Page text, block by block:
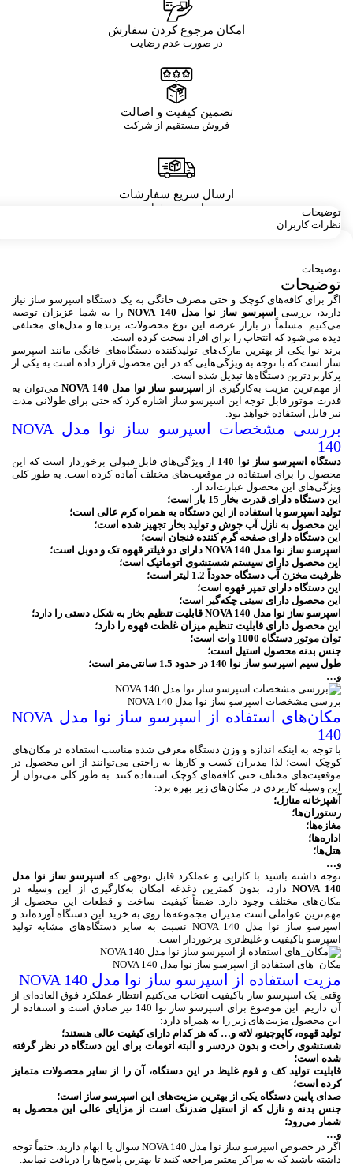
امکان مرجوع کردن سفارش
در صورت عدم رضایت
تضمین کیفیت و اصالت
فروش مستقیم از شرکت
ارسال سریع سفارشات
با پست پیشتاز
توضیحات
نظرات کاربران
توضیحات
توضیحات
اگر برای کافه‌های کوچک و حتی مصرف خانگی به یک دستگاه اسپرسو ساز نیاز
دارید، بررسی
اسپرسو ساز نوا مدل NOVA 140
را به شما عزیزان توصیه
می‌کنیم. مسلماً در بازار عرضه این نوع محصولات، برندها و مدل‌های مختلفی
دیده می‌شود که انتخاب را برای افراد سخت کرده است.
برند نوا یکی از بهترین مارک‌های تولیدکننده دستگاه‌های خانگی مانند اسپرسو
ساز است که با توجه به ویژگی‌هایی که در این محصول قرار داده است به یکی از
پرکاربردترین دستگاه‌ها تبدیل شده است.
از مهم‌ترین مزیت به‌کارگیری از
اسپرسو ساز نوا مدل NOVA 140
می‌توان به
قدرت موتور قابل توجه این اسپرسو ساز اشاره کرد که حتی برای طولانی مدت
نیز قابل استفاده خواهد بود.
بررسی مشخصات اسپرسو ساز نوا مدل NOVA
140
دستگاه اسپرسو ساز نوا 140
از ویژگی‌های قابل قبولی برخوردار است که این
محصول را برای استفاده در موقعیت‌های مختلف آماده کرده است. به طور کلی
ویژگی‌های این محصول عبارت‌اند از:
این دستگاه دارای قدرت بخار 15 بار است؛
تولید اسپرسو با استفاده از این دستگاه به همراه کرم عالی است؛
این محصول به نازل آب جوش و تولید بخار تجهیز شده است؛
این دستگاه دارای صفحه گرم کننده فنجان است؛
اسپرسو ساز نوا مدل NOVA 140 دارای دو فیلتر قهوه تک و دوبل است؛
این محصول دارای سیستم شستشوی اتوماتیک است؛
ظرفیت مخزن آب دستگاه حدوداً 1.2 لیتر است؛
این دستگاه دارای تمپر قهوه است؛
این محصول دارای سینی چکه‌گیر است؛
اسپرسو ساز نوا مدل NOVA 140 قابلیت تنظیم بخار به شکل دستی را دارد؛
این محصول دارای قابلیت تنظیم میزان غلظت قهوه را دارد؛
توان موتور دستگاه 1000 وات است؛
جنس بدنه محصول استیل است؛
طول سیم اسپرسو ساز نوا 140 در حدود 1.5 سانتی‌متر است؛
و…
بررسی مشخصات اسپرسو ساز نوا مدل NOVA 140
مکان‌های استفاده از اسپرسو ساز نوا مدل NOVA
140
با توجه به اینکه اندازه و وزن دستگاه معرفی شده مناسب استفاده در مکان‌های
کوچک است؛ لذا مدیران کسب و کارها به راحتی می‌توانند از این محصول در
موقعیت‌های مختلف حتی کافه‌های کوچک استفاده کنند. به طور کلی می‌توان از
این وسیله کاربردی در مکان‌های زیر بهره برد:
آشپزخانه منازل؛
رستوران‌ها؛
مغازه‌ها؛
اداره‌ها؛
هتل‌ها؛
و…
توجه داشته باشید با کارایی و عملکرد قابل توجهی که
اسپرسو ساز نوا مدل
NOVA 140 دارد، بدون کمترین دغدغه امکان به‌کارگیری از این وسیله در
مکان‌های مختلف وجود دارد. ضمناً کیفیت ساخت و قطعات این محصول از
مهم‌ترین عواملی است مدیران مجموعه‌ها روی به خرید این دستگاه آورده‌اند و
اسپرسو ساز نوا مدل NOVA 140 نسبت به سایر دستگاه‌های مشابه تولید
اسپرسو باکیفیت و غلیظ‌تری برخوردار است.
مکان_های استفاده از اسپرسو ساز نوا مدل NOVA 140
مزیت استفاده از اسپرسو ساز نوا مدل NOVA 140
وقتی یک اسپرسو ساز باکیفیت انتخاب می‌کنیم انتظار عملکرد فوق العاده‌ای از
آن داریم. این موضوع برای اسپرسو ساز نوا 140 نیز صادق است و استفاده از
این محصول مزیت‌های زیر را به همراه دارد:
تولید قهوه، کاپوچینو، لاته و… که هر کدام دارای کیفیت عالی هستند؛
شستشوی راحت و بدون دردسر و البته اتومات برای این دستگاه در نظر گرفته
شده است؛
قابلیت تولید کف و فوم غلیظ در این دستگاه، آن را از سایر محصولات متمایز
کرده است؛
صدای پایین دستگاه یکی از بهترین مزیت‌های این اسپرسو ساز است؛
جنس بدنه و نازل که از استیل ضدزنگ است از مزایای عالی این محصول به
شمار می‌رود؛
و…
اگر در خصوص اسپرسو ساز نوا مدل NOVA 140 سوال یا ابهام دارید، حتماً توجه
داشته باشید که به مراکز معتبر مراجعه کنید تا بهترین پاسخ‌ها را دریافت نمایید.